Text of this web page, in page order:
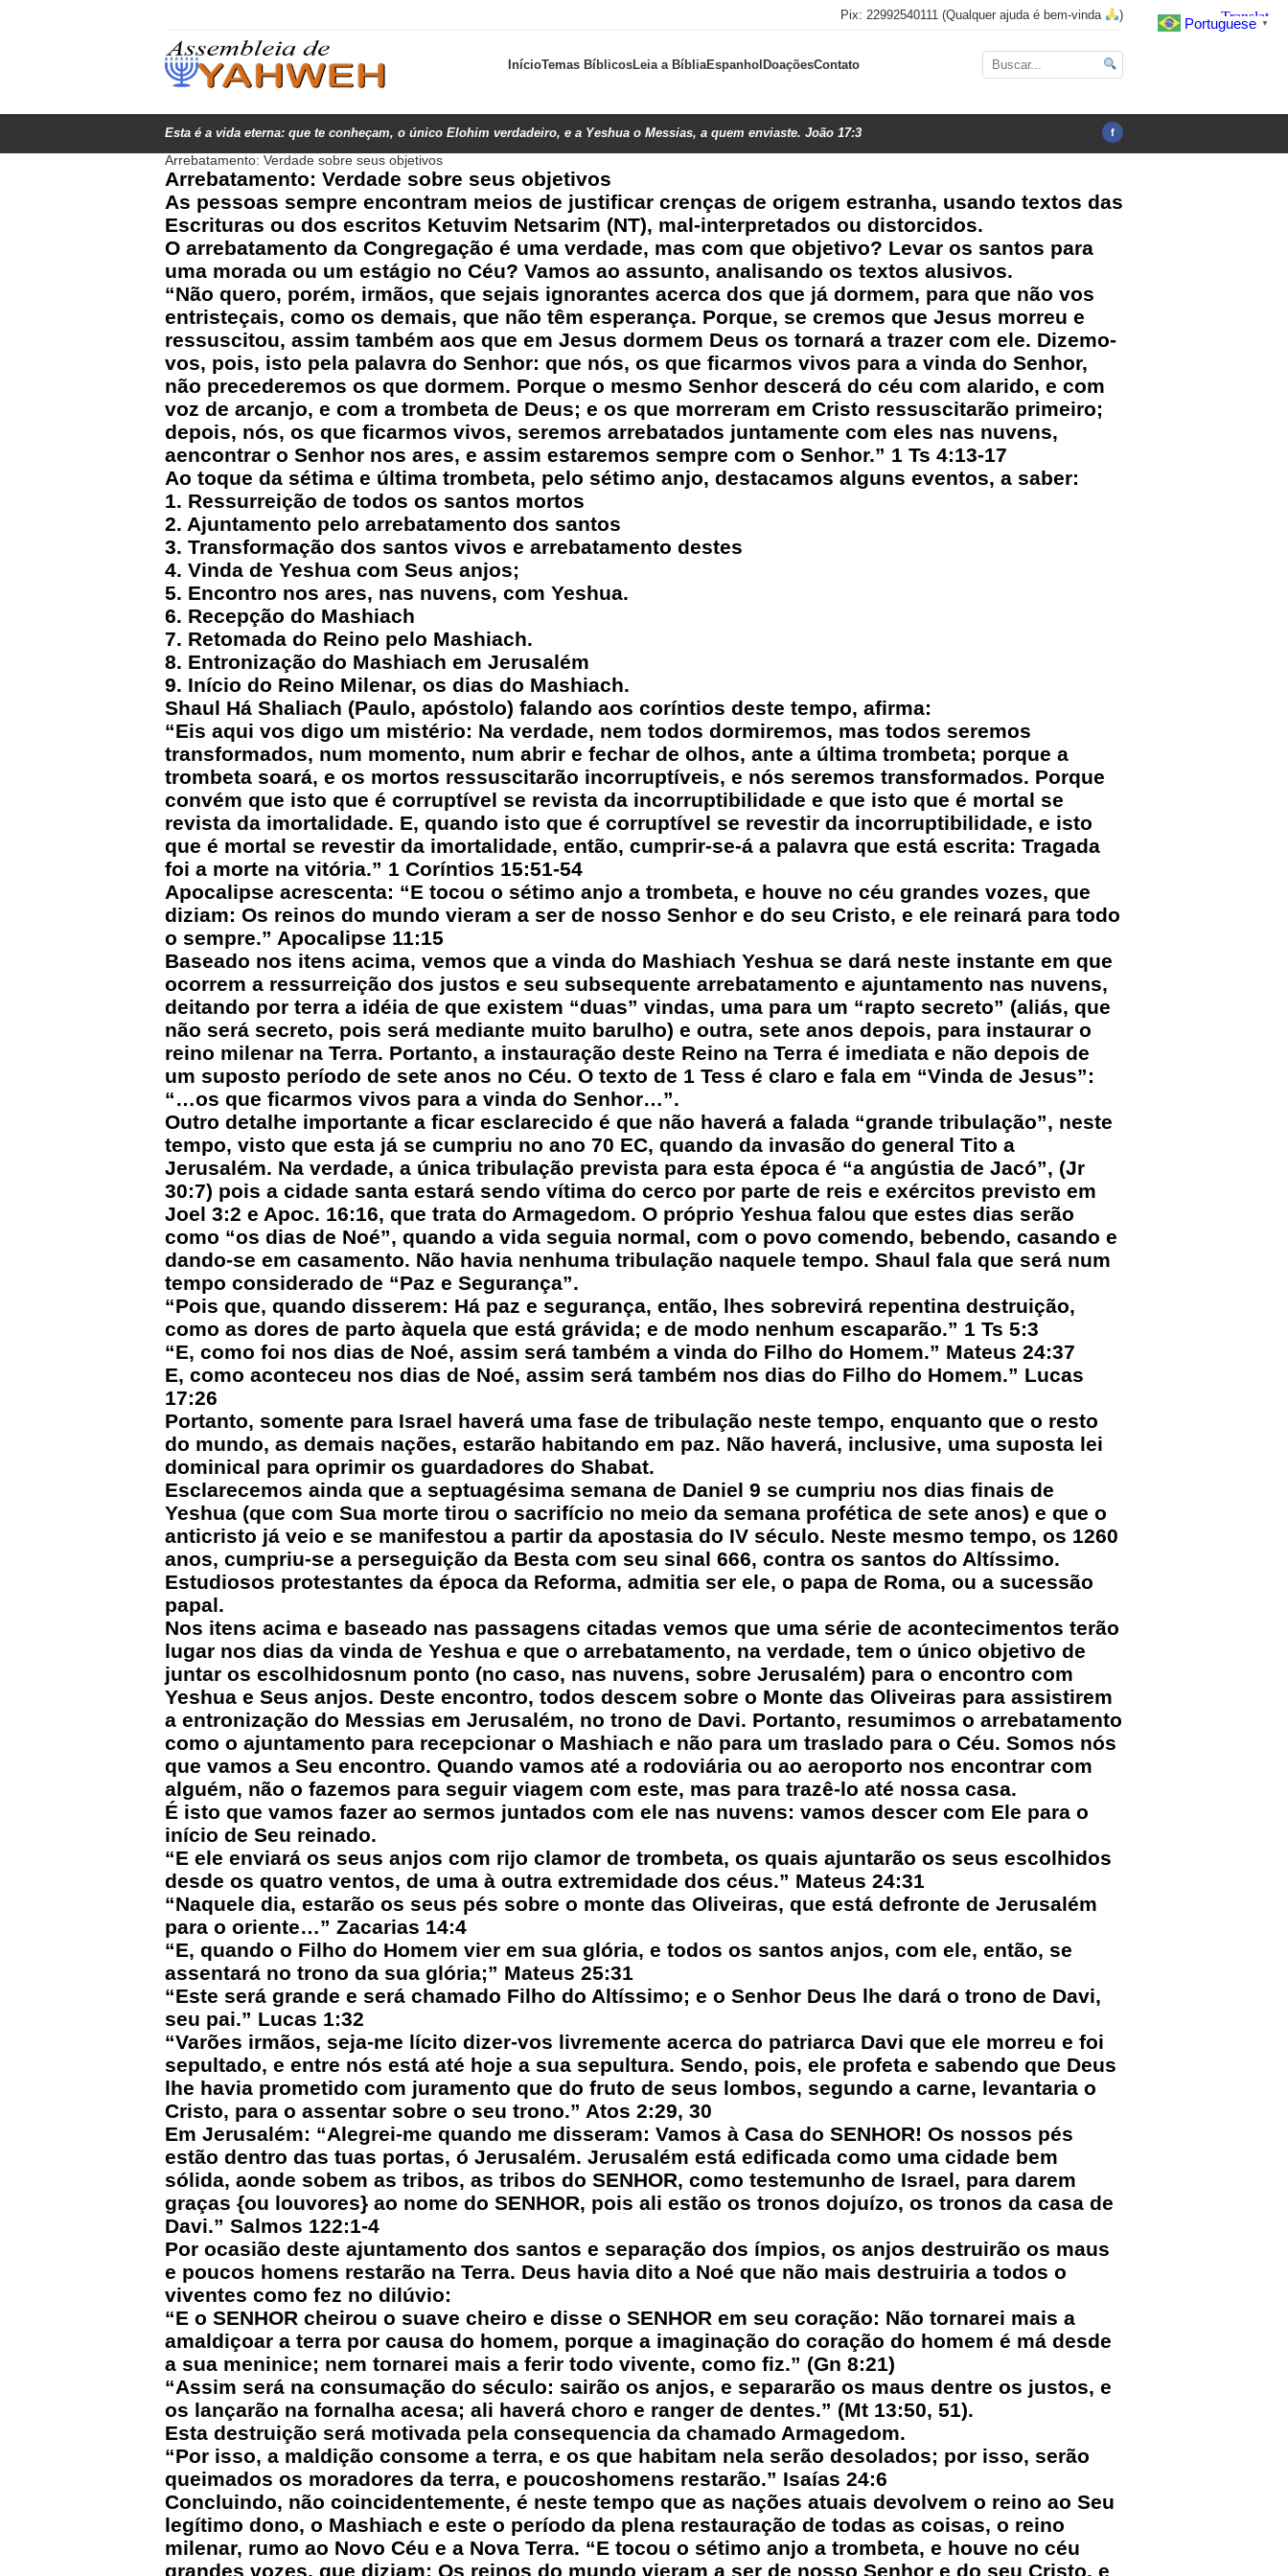
Pix: 22992540111 (Qualquer ajuda é bem-vinda )
InícioTemas BíblicosLeia a BíbliaEspanholDoaçõesContato
Esta é a vida eterna: que te conheçam, o único Elohim verdadeiro, e a Yeshua o Messias, a quem enviaste. João 17:3 f
Arrebatamento: Verdade sobre seus objetivos
Arrebatamento: Verdade sobre seus objetivos
As pessoas sempre encontram meios de justificar crenças de origem estranha, usando textos das
Escrituras ou dos escritos Ketuvim Netsarim (NT), mal-interpretados ou distorcidos.
O arrebatamento da Congregação é uma verdade, mas com que objetivo? Levar os santos para
uma morada ou um estágio no Céu? Vamos ao assunto, analisando os textos alusivos.
“Não quero, porém, irmãos, que sejais ignorantes acerca dos que já dormem, para que não vos
entristeçais, como os demais, que não têm esperança. Porque, se cremos que Jesus morreu e
ressuscitou, assim também aos que em Jesus dormem Deus os tornará a trazer com ele. Dizemo-
vos, pois, isto pela palavra do Senhor: que nós, os que ficarmos vivos para a vinda do Senhor,
não precederemos os que dormem. Porque o mesmo Senhor descerá do céu com alarido, e com
voz de arcanjo, e com a trombeta de Deus; e os que morreram em Cristo ressuscitarão primeiro;
depois, nós, os que ficarmos vivos, seremos arrebatados juntamente com eles nas nuvens,
aencontrar o Senhor nos ares, e assim estaremos sempre com o Senhor.” 1 Ts 4:13-17
Ao toque da sétima e última trombeta, pelo sétimo anjo, destacamos alguns eventos, a saber:
1. Ressurreição de todos os santos mortos
2. Ajuntamento pelo arrebatamento dos santos
3. Transformação dos santos vivos e arrebatamento destes
4. Vinda de Yeshua com Seus anjos;
5. Encontro nos ares, nas nuvens, com Yeshua.
6. Recepção do Mashiach
7. Retomada do Reino pelo Mashiach.
8. Entronização do Mashiach em Jerusalém
9. Início do Reino Milenar, os dias do Mashiach.
Shaul Há Shaliach (Paulo, apóstolo) falando aos coríntios deste tempo, afirma:
“Eis aqui vos digo um mistério: Na verdade, nem todos dormiremos, mas todos seremos
transformados, num momento, num abrir e fechar de olhos, ante a última trombeta; porque a
trombeta soará, e os mortos ressuscitarão incorruptíveis, e nós seremos transformados. Porque
convém que isto que é corruptível se revista da incorruptibilidade e que isto que é mortal se
revista da imortalidade. E, quando isto que é corruptível se revestir da incorruptibilidade, e isto
que é mortal se revestir da imortalidade, então, cumprir-se-á a palavra que está escrita: Tragada
foi a morte na vitória.” 1 Coríntios 15:51-54
Apocalipse acrescenta: “E tocou o sétimo anjo a trombeta, e houve no céu grandes vozes, que
diziam: Os reinos do mundo vieram a ser de nosso Senhor e do seu Cristo, e ele reinará para todo
o sempre.” Apocalipse 11:15
Baseado nos itens acima, vemos que a vinda do Mashiach Yeshua se dará neste instante em que
ocorrem a ressurreição dos justos e seu subsequente arrebatamento e ajuntamento nas nuvens,
deitando por terra a idéia de que existem “duas” vindas, uma para um “rapto secreto” (aliás, que
não será secreto, pois será mediante muito barulho) e outra, sete anos depois, para instaurar o
reino milenar na Terra. Portanto, a instauração deste Reino na Terra é imediata e não depois de
um suposto período de sete anos no Céu. O texto de 1 Tess é claro e fala em “Vinda de Jesus”:
“…os que ficarmos vivos para a vinda do Senhor…”.
Outro detalhe importante a ficar esclarecido é que não haverá a falada “grande tribulação”, neste
tempo, visto que esta já se cumpriu no ano 70 EC, quando da invasão do general Tito a
Jerusalém. Na verdade, a única tribulação prevista para esta época é “a angústia de Jacó”, (Jr
30:7) pois a cidade santa estará sendo vítima do cerco por parte de reis e exércitos previsto em
Joel 3:2 e Apoc. 16:16, que trata do Armagedom. O próprio Yeshua falou que estes dias serão
como “os dias de Noé”, quando a vida seguia normal, com o povo comendo, bebendo, casando e
dando-se em casamento. Não havia nenhuma tribulação naquele tempo. Shaul fala que será num
tempo considerado de “Paz e Segurança”.
“Pois que, quando disserem: Há paz e segurança, então, lhes sobrevirá repentina destruição,
como as dores de parto àquela que está grávida; e de modo nenhum escaparão.” 1 Ts 5:3
“E, como foi nos dias de Noé, assim será também a vinda do Filho do Homem.” Mateus 24:37
E, como aconteceu nos dias de Noé, assim será também nos dias do Filho do Homem.” Lucas
17:26
Portanto, somente para Israel haverá uma fase de tribulação neste tempo, enquanto que o resto
do mundo, as demais nações, estarão habitando em paz. Não haverá, inclusive, uma suposta lei
dominical para oprimir os guardadores do Shabat.
Esclarecemos ainda que a septuagésima semana de Daniel 9 se cumpriu nos dias finais de
Yeshua (que com Sua morte tirou o sacrifício no meio da semana profética de sete anos) e que o
anticristo já veio e se manifestou a partir da apostasia do IV século. Neste mesmo tempo, os 1260
anos, cumpriu-se a perseguição da Besta com seu sinal 666, contra os santos do Altíssimo.
Estudiosos protestantes da época da Reforma, admitia ser ele, o papa de Roma, ou a sucessão
papal.
Nos itens acima e baseado nas passagens citadas vemos que uma série de acontecimentos terão
lugar nos dias da vinda de Yeshua e que o arrebatamento, na verdade, tem o único objetivo de
juntar os escolhidosnum ponto (no caso, nas nuvens, sobre Jerusalém) para o encontro com
Yeshua e Seus anjos. Deste encontro, todos descem sobre o Monte das Oliveiras para assistirem
a entronização do Messias em Jerusalém, no trono de Davi. Portanto, resumimos o arrebatamento
como o ajuntamento para recepcionar o Mashiach e não para um traslado para o Céu. Somos nós
que vamos a Seu encontro. Quando vamos até a rodoviária ou ao aeroporto nos encontrar com
alguém, não o fazemos para seguir viagem com este, mas para trazê-lo até nossa casa.
É isto que vamos fazer ao sermos juntados com ele nas nuvens: vamos descer com Ele para o
início de Seu reinado.
“E ele enviará os seus anjos com rijo clamor de trombeta, os quais ajuntarão os seus escolhidos
desde os quatro ventos, de uma à outra extremidade dos céus.” Mateus 24:31
“Naquele dia, estarão os seus pés sobre o monte das Oliveiras, que está defronte de Jerusalém
para o oriente…” Zacarias 14:4
“E, quando o Filho do Homem vier em sua glória, e todos os santos anjos, com ele, então, se
assentará no trono da sua glória;” Mateus 25:31
“Este será grande e será chamado Filho do Altíssimo; e o Senhor Deus lhe dará o trono de Davi,
seu pai.” Lucas 1:32
“Varões irmãos, seja-me lícito dizer-vos livremente acerca do patriarca Davi que ele morreu e foi
sepultado, e entre nós está até hoje a sua sepultura. Sendo, pois, ele profeta e sabendo que Deus
lhe havia prometido com juramento que do fruto de seus lombos, segundo a carne, levantaria o
Cristo, para o assentar sobre o seu trono.” Atos 2:29, 30
Em Jerusalém: “Alegrei-me quando me disseram: Vamos à Casa do SENHOR! Os nossos pés
estão dentro das tuas portas, ó Jerusalém. Jerusalém está edificada como uma cidade bem
sólida, aonde sobem as tribos, as tribos do SENHOR, como testemunho de Israel, para darem
graças {ou louvores} ao nome do SENHOR, pois ali estão os tronos dojuízo, os tronos da casa de
Davi.” Salmos 122:1-4
Por ocasião deste ajuntamento dos santos e separação dos ímpios, os anjos destruirão os maus
e poucos homens restarão na Terra. Deus havia dito a Noé que não mais destruiria a todos o
viventes como fez no dilúvio:
“E o SENHOR cheirou o suave cheiro e disse o SENHOR em seu coração: Não tornarei mais a
amaldiçoar a terra por causa do homem, porque a imaginação do coração do homem é má desde
a sua meninice; nem tornarei mais a ferir todo vivente, como fiz.” (Gn 8:21)
“Assim será na consumação do século: sairão os anjos, e separarão os maus dentre os justos, e
os lançarão na fornalha acesa; ali haverá choro e ranger de dentes.” (Mt 13:50, 51).
Esta destruição será motivada pela consequencia da chamado Armagedom.
“Por isso, a maldição consome a terra, e os que habitam nela serão desolados; por isso, serão
queimados os moradores da terra, e poucoshomens restarão.” Isaías 24:6
Concluindo, não coincidentemente, é neste tempo que as nações atuais devolvem o reino ao Seu
legítimo dono, o Mashiach e este o período da plena restauração de todas as coisas, o reino
milenar, rumo ao Novo Céu e a Nova Terra. “E tocou o sétimo anjo a trombeta, e houve no céu
grandes vozes, que diziam: Os reinos do mundo vieram a ser de nosso Senhor e do seu Cristo, e
Portuguese ▼